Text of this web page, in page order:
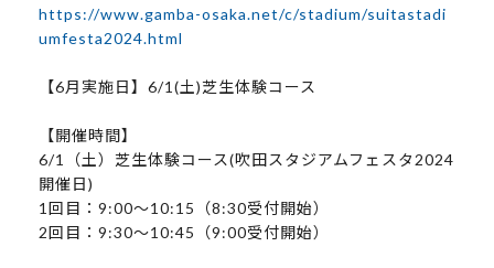
https://www.gamba-osaka.net/c/stadium/suitastadi
umfesta2024.html
【6月実施日】6/1(土)芝生体験コース
【開催時間】
6/1（土）芝生体験コース(吹田スタジアムフェスタ2024
開催日)
1回目：9:00～10:15（8:30受付開始）
2回目：9:30～10:45（9:00受付開始）